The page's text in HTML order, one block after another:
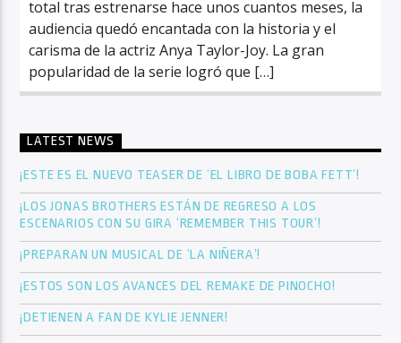
total tras estrenarse hace unos cuantos meses, la
audiencia quedó encantada con la historia y el
carisma de la actriz Anya Taylor-Joy. La gran
popularidad de la serie logró que […]
LATEST NEWS
¡ESTE ES EL NUEVO TEASER DE ‘EL LIBRO DE BOBA FETT’!
¡LOS JONAS BROTHERS ESTÁN DE REGRESO A LOS
ESCENARIOS CON SU GIRA ‘REMEMBER THIS TOUR’!
¡PREPARAN UN MUSICAL DE ‘LA NIÑERA’!
¡ESTOS SON LOS AVANCES DEL REMAKE DE PINOCHO!
¡DETIENEN A FAN DE KYLIE JENNER!